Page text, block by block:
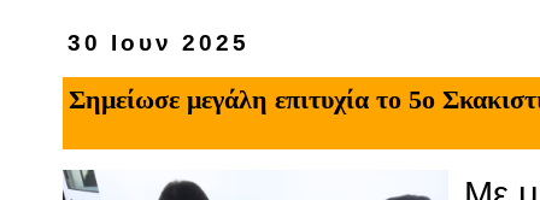
30 Ιουν 2025
Σημείωσε μεγάλη επιτυχία το 5ο